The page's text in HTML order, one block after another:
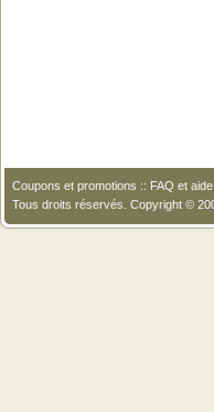
Coupons et promotions :: FAQ et aide
Tous droits réservés. Copyright ©